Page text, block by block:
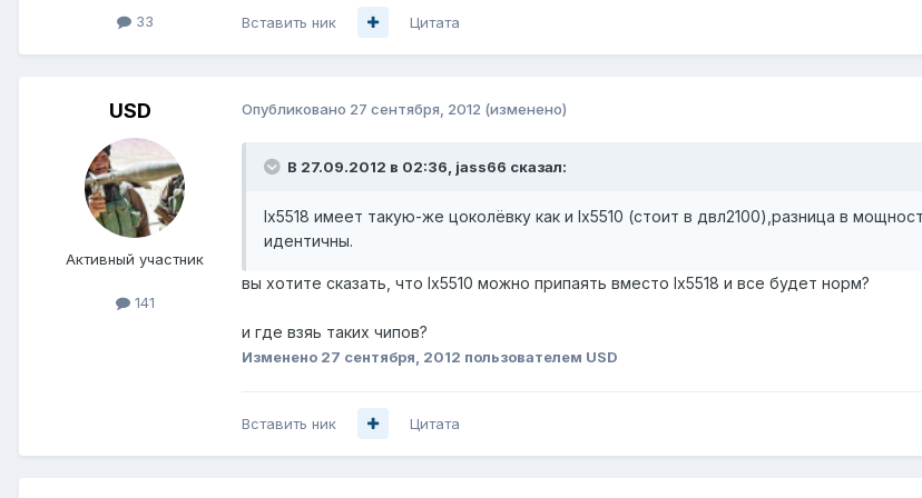
33 Вставить ник Цитата
USD
Активный участник
141
Опубликовано 27 сентября, 2012 (изменено)
В 27.09.2012 в 02:36, jass66 сказал:
lx5518 имеет такую-же цоколёвку как и lx5510 (стоит в двл2100),разница в
идентичны.
вы хотите сказать, что lx5510 можно припаять вместо lx5518 и все будет норм?
и где взяь таких чипов?
Изменено 27 сентября, 2012 пользователем USD
Вставить ник Цитата